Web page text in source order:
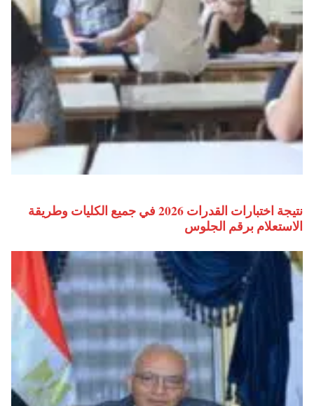
نتيجة اختبارات القدرات 2026 في جميع الكليات وطريقة
الاستعلام برقم الجلوس